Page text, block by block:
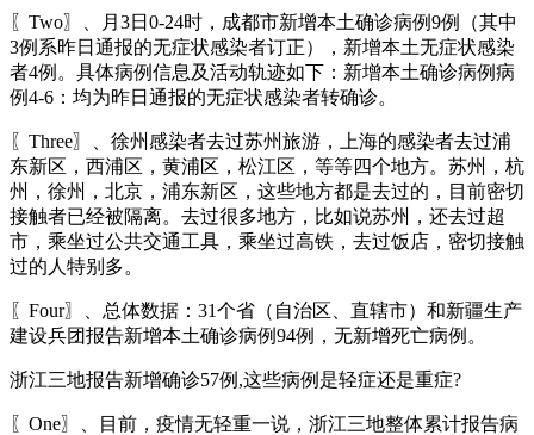
〖Two〗、月3日0-24时，成都市新增本土确诊病例9例（其中
3例系昨日通报的无症状感染者订正），新增本土无症状感染
者4例。具体病例信息及活动轨迹如下：新增本土确诊病例病
例4-6：均为昨日通报的无症状感染者转确诊。
〖Three〗、徐州感染者去过苏州旅游，上海的感染者去过浦
东新区，西浦区，黄浦区，松江区，等等四个地方。苏州，杭
州，徐州，北京，浦东新区，这些地方都是去过的，目前密切
接触者已经被隔离。去过很多地方，比如说苏州，还去过超
市，乘坐过公共交通工具，乘坐过高铁，去过饭店，密切接触
过的人特别多。
〖Four〗、总体数据：31个省（自治区、直辖市）和新疆生产
建设兵团报告新增本土确诊病例94例，无新增死亡病例。
浙江三地报告新增确诊57例,这些病例是轻症还是重症?
〖One〗、目前，疫情无轻重一说，浙江三地整体累计报告病